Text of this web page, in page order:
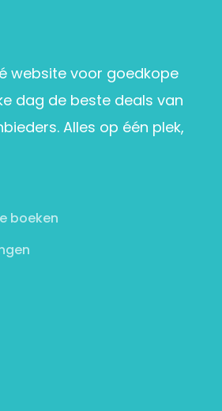
website voor goedkope
dag de beste deals van
Alles op één plek,
boeken